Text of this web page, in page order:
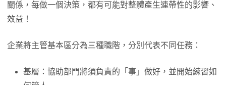
關係，每做一個決策，都有可能對整體產生連帶性的影響、
效益！
企業將主管基本區分為三種職階，分別代表不同任務：
基層：協助部門將須負責的「事」做好，並開始練習如